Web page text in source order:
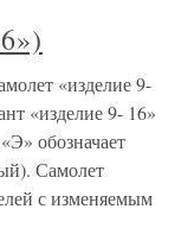
«изделие 9-
«изделие 9- 16»
обозначает
Самолет
с изменяемым